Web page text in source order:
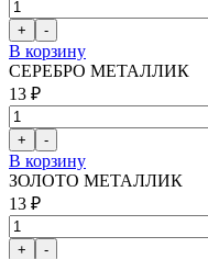
В корзину
СЕРЕБРО МЕТАЛЛИК
13 ₽
В корзину
ЗОЛОТО МЕТАЛЛИК
13 ₽